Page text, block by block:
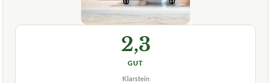
2,3
GUT
Klarstein